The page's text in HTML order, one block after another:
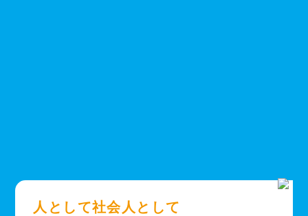
人として社会人として